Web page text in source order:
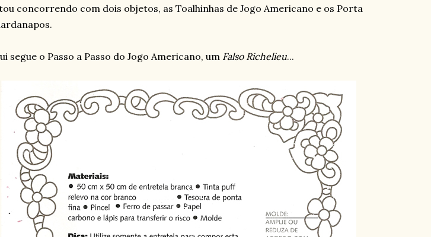
concorrendo com dois objetos, as Toalhinhas de Jogo Americano e os Porta
segue o Passo a Passo do Jogo Americano, um Falso Richelieu...